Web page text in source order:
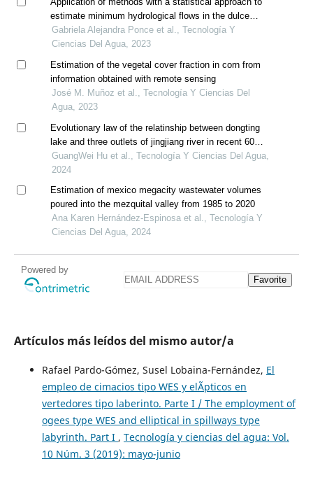
estimate minimum hydrological flows in the dulce
river (argentina): individual indices and flow regime
Gabriela Alejandra Ponce et al., Tecnología Y
Ciencias Del Agua, 2023
Estimation of the vegetal cover fraction in corn from
information obtained with remote sensing
José M. Muñoz et al., Tecnología Y Ciencias Del
Agua, 2023
Evolutionary law of the relatinship between dongting
lake and three outlets of jingjiang river in recent 60
years
GuangWei Hu et al., Tecnología Y Ciencias Del Agua,
2024
Estimation of mexico megacity wastewater volumes
poured into the mezquital valley from 1985 to 2020
Ana Karen Hernández-Espinosa et al., Tecnología Y
Ciencias Del Agua, 2024
Powered by
Favorite
Artículos más leídos del mismo autor/a
Rafael Pardo-Gómez, Susel Lobaina-Fernández, El
empleo de cimacios tipo WES y elÃ­pticos en
vertedores tipo laberinto. Parte I / The employment of
ogees type WES and elliptical in spillways type
labyrinth. Part I , Tecnología y ciencias del agua: Vol.
10 Núm. 3 (2019): mayo-junio